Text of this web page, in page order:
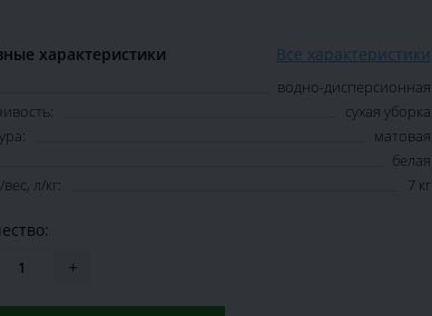
характеристики Все характеристики
водно-дисперсионная
сухая уборка
матовая
белая
л/кг:
7 кг
+